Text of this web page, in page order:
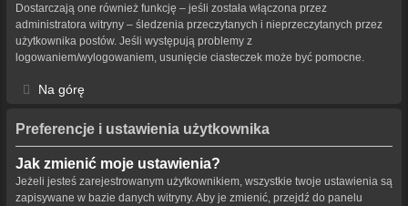
Dostarczają one również funkcję – jeśli została włączona przez
administratora witryny – śledzenia przeczytanych i nieprzeczytanych przez
użytkownika postów. Jeśli występują problemy z
logowaniem/wylogowaniem, usunięcie ciasteczek może być pomocne.
Na górę
Preferencje i ustawienia użytkownika
Jak zmienić moje ustawienia?
Jeżeli jesteś zarejestrowanym użytkownikiem, wszystkie twoje ustawienia są
zapisywane w bazie danych witryny. Aby je zmienić, przejdź do panelu